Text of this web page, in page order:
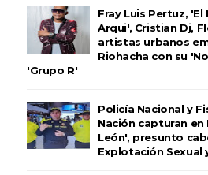
Fray Luis Pertuz, 'El
Arqui', Cristian Dj,
artistas urbanos
Riohacha con su
'Grupo R'
Policía Nacional y
Nación capturan en
León', presunto
Explotación Sexual